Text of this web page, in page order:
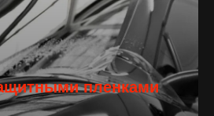
пленками